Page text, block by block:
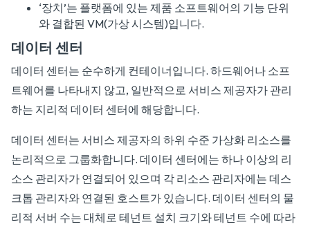
‘장치’는 플랫폼에 있는 제품 소프트웨어의 기능 단위
와 결합된 VM(가상 시스템)입니다.
데이터 센터
데이터 센터는 순수하게 컨테이너입니다. 하드웨어나 소프
트웨어를 나타내지 않고, 일반적으로 서비스 제공자가 관리
하는 지리적 데이터 센터에 해당합니다.
데이터 센터는 서비스 제공자의 하위 수준 가상화 리소스를
논리적으로 그룹화합니다. 데이터 센터에는 하나 이상의 리
소스 관리자가 연결되어 있으며 각 리소스 관리자에는 데스
크톱 관리자와 연결된 호스트가 있습니다. 데이터 센터의 물
리적 서버 수는 대체로 테넌트 설치 크기와 테넌트 수에 따라